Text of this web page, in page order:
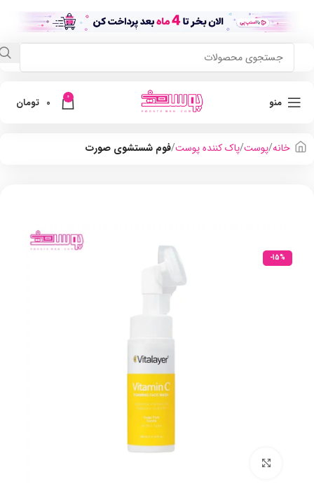
منو 0
0 تومان
خانه پوست پاک کننده پوست فوم شستشوی صورت
-15%